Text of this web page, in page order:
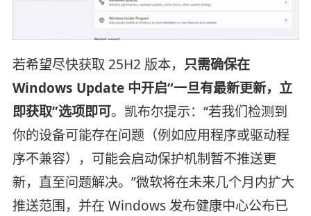
若希望尽快获取 25H2 版本， 只需确保在
Windows Update 中开启“一旦有最新更新，立
即获取”选项即可。凯布尔提示：“若我们检测到
你的设备可能存在问题（例如应用程序或驱动程
序不兼容），可能会启动保护机制暂不推送更
新，直至问题解决。”微软将在未来几个月内扩大
推送范围，并在 Windows 发布健康中心公布已